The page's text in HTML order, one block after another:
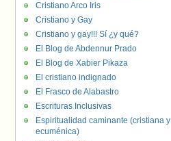
Cristiano Arco Iris
Cristiano y Gay
Cristiano y gay!!! Sí ¿y qué?
El Blog de Abdennur Prado
El Blog de Xabier Pikaza
El cristiano indignado
El Frasco de Alabastro
Escrituras Inclusivas
Espiritualidad caminante (cristiana y
ecuménica)